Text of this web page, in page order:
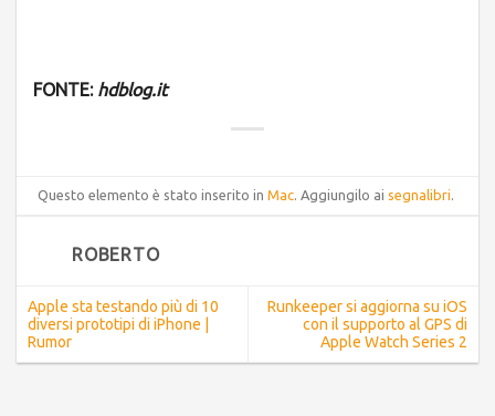
FONTE: hdblog.it
Questo elemento è stato inserito inMac. Aggiungilo aisegnalibri.
ROBERTO
Apple sta testando più di 10
diversi prototipi di iPhone |
Rumor
Runkeeper si aggiorna su iOS
con il supporto al GPS di
Apple Watch Series 2